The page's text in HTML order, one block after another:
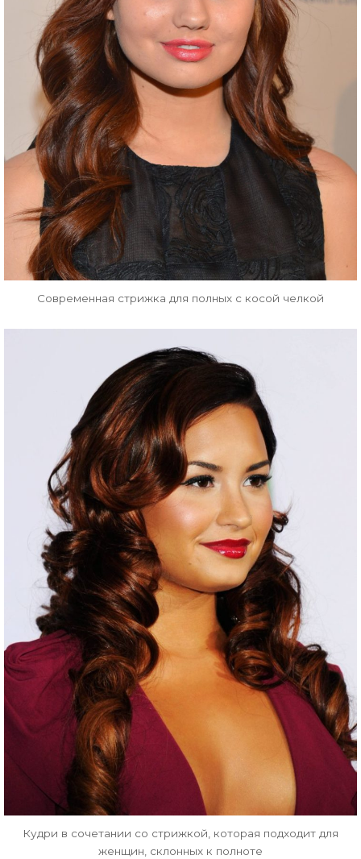
Современная стрижка для полных с косой челкой
Кудри в сочетании со стрижкой, которая подходит для
женщин, склонных к полноте